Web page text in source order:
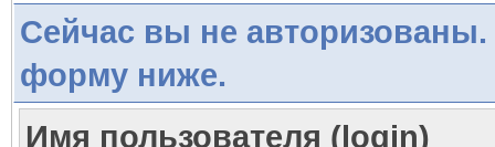
Сейчас вы не авторизованы.
форму ниже.
Имя пользователя (login)